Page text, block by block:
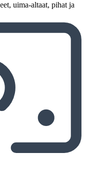
uima-altaat, pihat ja